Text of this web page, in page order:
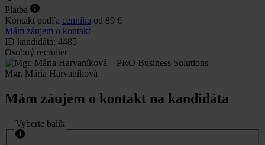
Platba
Kontakt podľa cenníka od 89 €
Mám záujem o kontakt
ID kandidáta: 4485
Osobný recruiter
Mgr. Mária Harvaníková
Mám záujem o kontakt na kandidáta
Vyberte balík